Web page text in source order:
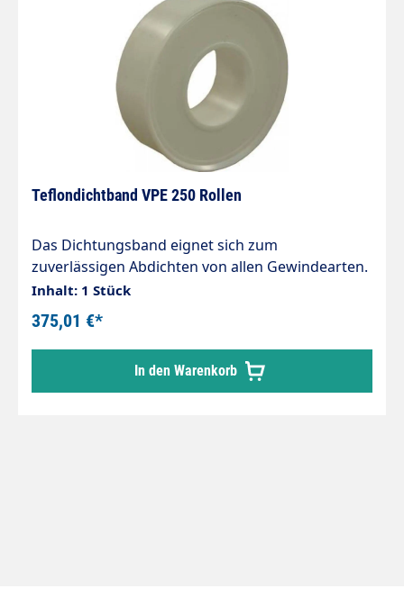
Teflondichtband VPE 250 Rollen
Das Dichtungsband eignet sich zum
zuverlässigen Abdichten von allen Gewindearten.
Es ist besonders kräftig und elastisch sowie von
höchster Qualität. 1 Rolle = 12m Nur für
Niederdruck!
Inhalt: 1 Stück
375,01 €*
In den Warenkorb